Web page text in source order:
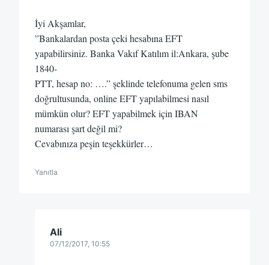
İyi Akşamlar,
”Bankalardan posta çeki hesabına EFT
yapabilirsiniz. Banka Vakıf Katılım il:Ankara, şube
1840-
PTT, hesap no: ….” şeklinde telefonuma gelen sms
doğrultusunda, online EFT yapılabilmesi nasıl
mümkün olur? EFT yapabilmek için IBAN
numarası şart değil mi?
Cevabınıza peşin teşekkürler…
Yanıtla
Ali
07/12/2017, 10:55